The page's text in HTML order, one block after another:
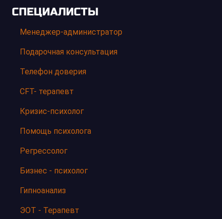
СПЕЦИАЛИСТЫ
Менеджер-администратор
Подарочная консультация
Телефон доверия
CFT- терапевт
Кризис-психолог
Помощь психолога
Регрессолог
Бизнес - психолог
Гипноанализ
ЭОТ - Терапевт